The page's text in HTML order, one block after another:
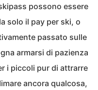
possono essere
solo il pay per ski, o
passato sulle
armarsi di pazienza
i piccoli pur di attrarre
ancora qualcosa,